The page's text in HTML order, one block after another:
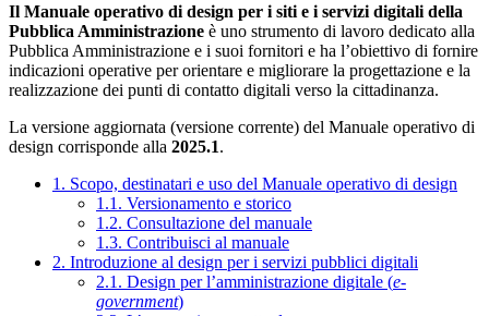
Il Manuale operativo di design per i siti e i servizi digitali della
Pubblica Amministrazione è uno strumento di lavoro dedicato alla
Pubblica Amministrazione e i suoi fornitori e ha l’obiettivo di fornire
indicazioni operative per orientare e migliorare la progettazione e la
realizzazione dei punti di contatto digitali verso la cittadinanza.
La versione aggiornata (versione corrente) del Manuale operativo di
design corrisponde alla 2025.1.
1. Scopo, destinatari e uso del Manuale operativo di design
1.1. Versionamento e storico
1.2. Consultazione del manuale
1.3. Contribuisci al manuale
2. Introduzione al design per i servizi pubblici digitali
2.1. Design per l’amministrazione digitale (e-
government)